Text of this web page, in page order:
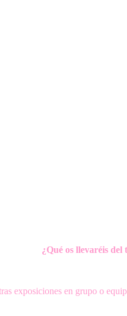
¿Qué os llevaréis del
exposiciones en grupo o